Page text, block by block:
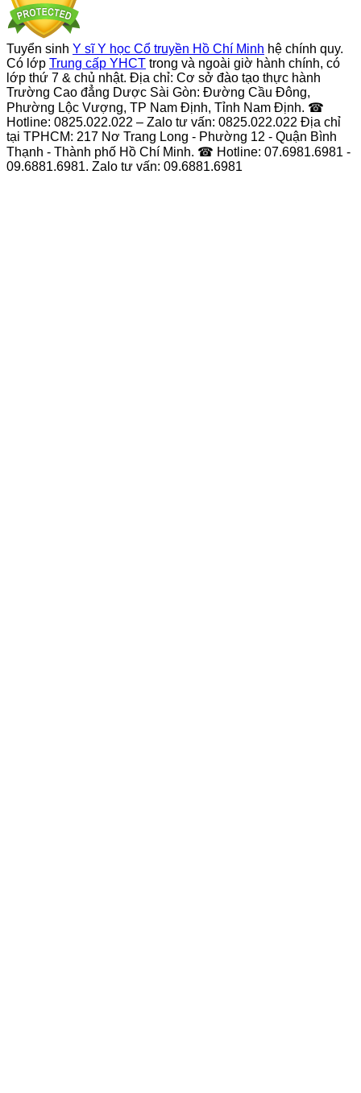
Tuyển sinh Y sĩ Y học Cổ truyền Hồ Chí Minh hệ chính quy.
Có lớp Trung cấp YHCT trong và ngoài giờ hành chính, có
lớp thứ 7 & chủ nhật. Địa chỉ: Cơ sở đào tạo thực hành
Trường Cao đẳng Dược Sài Gòn: Đường Cầu Đông,
Phường Lộc Vượng, TP Nam Định, Tỉnh Nam Định. ☎
Hotline: 0825.022.022 – Zalo tư vấn: 0825.022.022 Địa chỉ
tại TPHCM: 217 Nơ Trang Long - Phường 12 - Quận Bình
Thạnh - Thành phố Hồ Chí Minh. ☎ Hotline: 07.6981.6981 -
09.6881.6981. Zalo tư vấn: 09.6881.6981